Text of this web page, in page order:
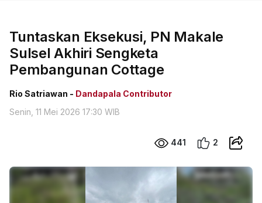
Tuntaskan Eksekusi, PN Makale
Sulsel Akhiri Sengketa
Pembangunan Cottage
Rio Satriawan - Dandapala Contributor
Senin, 11 Mei 2026 17:30 WIB
441 2